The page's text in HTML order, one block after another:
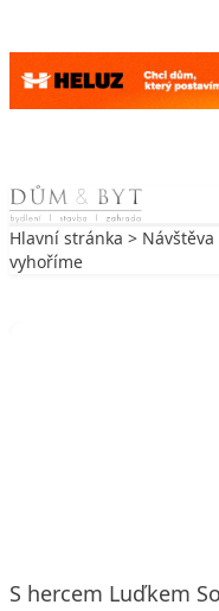
Skip to content
Hlavní stránka >
vyhoříme
S hercem Luďkem